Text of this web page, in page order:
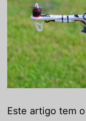
Este artigo tem